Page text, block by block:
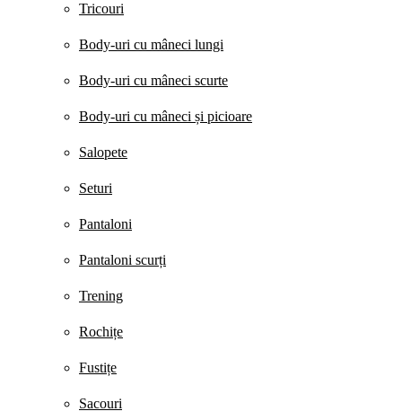
Tricouri
Body-uri cu mâneci lungi
Body-uri cu mâneci scurte
Body-uri cu mâneci și picioare
Salopete
Seturi
Pantaloni
Pantaloni scurți
Trening
Rochițe
Fustițe
Sacouri